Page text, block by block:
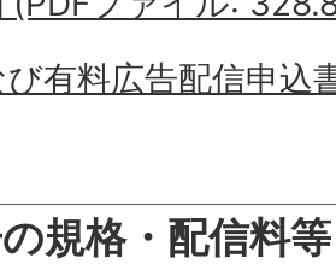
有料広告配信申込
規格・配信料等